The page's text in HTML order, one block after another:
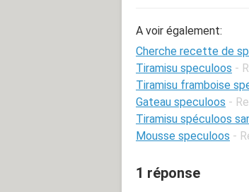
A voir également:
Cherche recette de
Tiramisu speculoos -
Tiramisu framboise
Gateau speculoos -
Tiramisu spéculoos
Mousse speculoos -
1 réponse